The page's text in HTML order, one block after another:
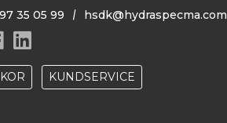
35 05 99 hsdk@hydraspecma.com
KUNDSERVICE